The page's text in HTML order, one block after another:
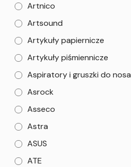
Artnico
Artsound
Artykuły papiernicze
Artykuły piśmiennicze
Aspiratory i gruszki do nosa
Asrock
Asseco
Astra
ASUS
ATE